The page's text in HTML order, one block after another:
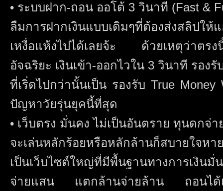
• ระบบฝาก-ถอน ออโต้ 3 วินาที (Fast &
ลืมการฝากเงินแบบเดิมๆที่ต้องส่งสลิปให้
เหงื่อแห้งไปได้เลยจ้ะ ด้วยเหตุว่าตร
อัจฉริยะ เงินเข้า-ออกไวใน 3 วินาที รอ
ที่เริ่ดไปกว่านั้นเป็น รองรับ True
ปัญหาวัยรุ่นยุคนี้ที่สุด
• เว็บตรง มั่นคง ไม่เป็นอันตราย ทุนดกจ่า
จะเล่นหลักร้อยหรือหลักล้านก็สบายใจหา
เป็นเว็บไซต์ใหญ่ที่มีพื้นฐานทางการเงิน
จ่ายแสน แตกล้านจ่ายล้าน ถอนได้เ